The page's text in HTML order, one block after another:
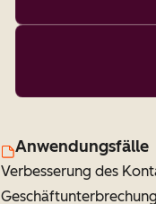
Anwendungsfälle
Verbesserung des